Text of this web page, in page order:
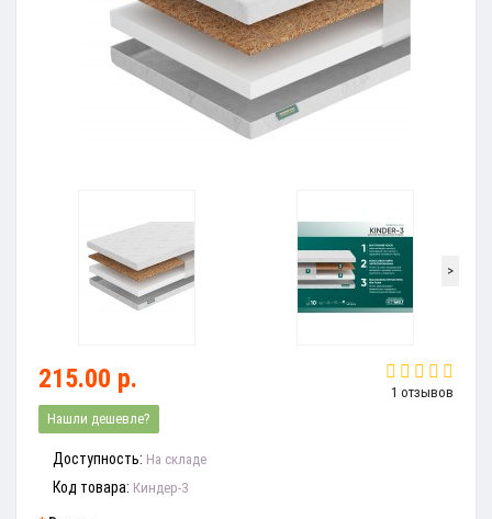
>
1 отзывов
215.00 р.
Нашли дешевле?
Доступность: На складе
Код товара: Киндер-3